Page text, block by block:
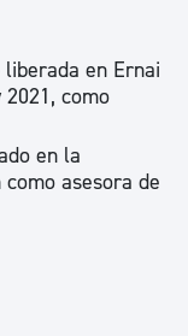
en Ernai
como
en la
asesora de